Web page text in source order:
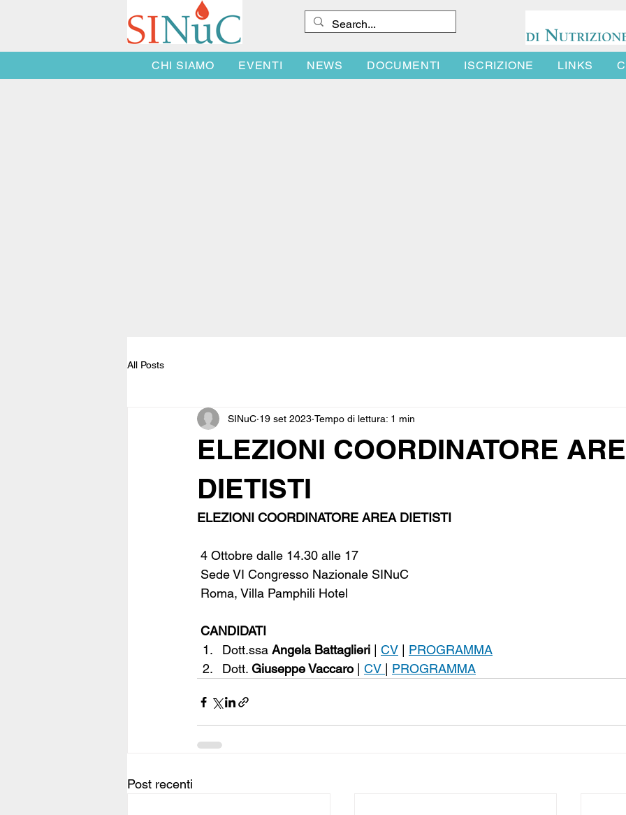
CHI SIAMO EVENTI NEWS DOCUMENTI ISCRIZIONE LINKS
All Posts
ELEZIONI COORDINATORE
DIETISTI
SINuC 19 set 2023 Tempo di lettura: 1 min
ELEZIONI COORDINATORE AREA DIETISTI
4 Ottobre dalle 14.30 alle 17
Sede VI Congresso Nazionale SINuC
Roma, Villa Pamphili Hotel
CANDIDATI
Dott.ssa Angela Battaglieri CV
PROGRAMMA
Dott. Giuseppe Vaccaro CV PROGRAMMA
Post recenti